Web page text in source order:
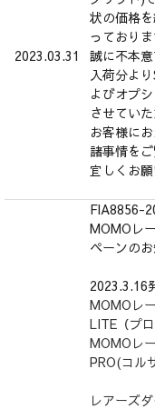
2023.03.31
状の価格
っておりま
誠に不本
入荷分よ
よびオプ
させてい
お客様に
諸事情を
宜しくお願
FIA8856-
MOMOレ
ペーンの
2023.3.16
MOMOレ
LITE（プ
MOMOレ
PRO(コル
レアーズ